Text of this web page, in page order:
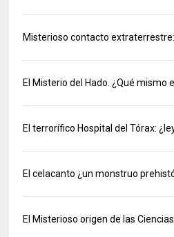
Misterioso contacto
El Misterio del Hado. ¿Qué mismo
El terrorífico Hospital del Tórax:
El celacanto ¿un monstruo
El Misterioso origen de las